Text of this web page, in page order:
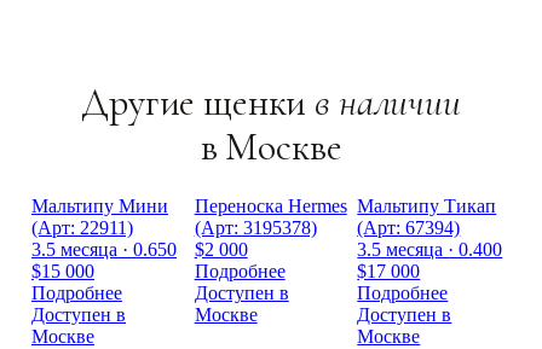
Другие щенки в наличии
в Москве
Мальтипу Мини
(Арт: 22911)
3.5 месяца · 0.650
$15 000
Подробнее
Доступен в
Москве
Переноска Hermes
(Арт: 3195378)
$2 000
Подробнее
Доступен в
Москве
Мальтипу Тикап
(Арт: 67394)
3.5 месяца · 0.400
$17 000
Подробнее
Доступен в
Москве